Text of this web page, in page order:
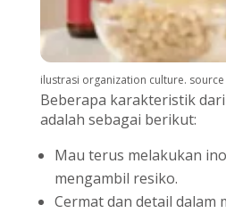
ilustrasi organization culture.
Beberapa karakteristik
adalah sebagai berikut:
Mau terus melakukan
mengambil resiko.
Cermat dan detail dalam